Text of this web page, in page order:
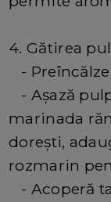
4. Gătirea
-
- Așază
marinada
dorești,
rozmarin
- Acoperă